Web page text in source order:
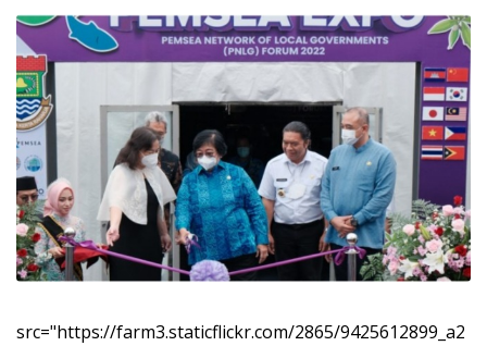
src="https://farm3.staticflickr.com/2865/9425612899_a2